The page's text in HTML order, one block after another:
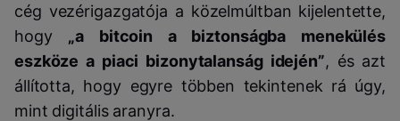
cég vezérigazgatója a közelmúltban kijelentette,
hogy „a bitcoin a biztonságba menekülés
eszköze a piaci bizonytalanság idején”, és azt
állította, hogy egyre többen tekintenek rá úgy,
mint digitális aranyra.